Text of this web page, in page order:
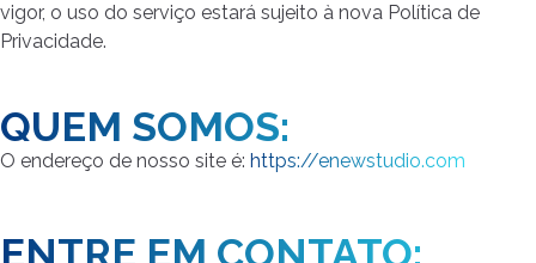
vigor, o uso do serviço estará sujeito à nova Política de
Privacidade.
QUEM SOMOS:
O endereço de nosso site é: https://enewstudio.com
ENTRE EM CONTATO: